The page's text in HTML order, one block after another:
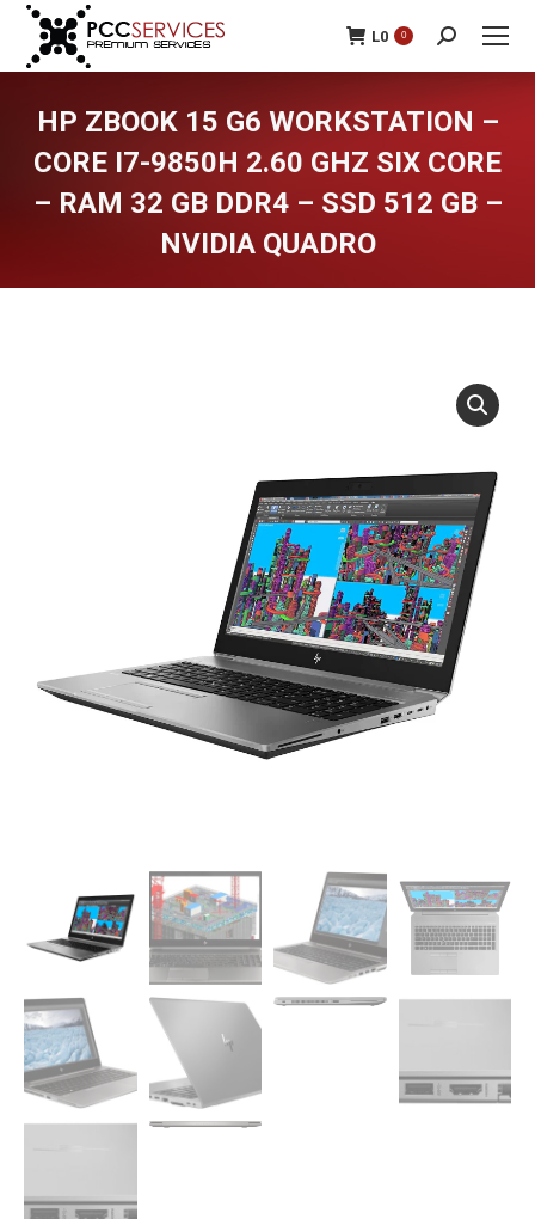
L0 0 Search:
HP ZBOOK 15 G6 WORKSTATION –
CORE I7-9850H 2.60 GHZ SIX CORE
– RAM 32 GB DDR4 – SSD 512 GB –
NVIDIA QUADRO